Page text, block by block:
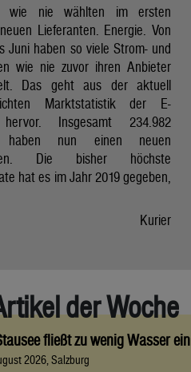
wie nie wählten im ersten
Lieferanten. Energie. Von
Juni haben so viele Strom- und
wie nie zuvor ihren Anbieter
Das geht aus der aktuell
Marktstatistik der E-
Insgesamt 234.982
haben nun einen neuen
Die bisher höchste
hat es im Jahr 2019 gegeben,
Kurier
der Woche
fließt zu wenig Wasser ein
2026, Salzburg